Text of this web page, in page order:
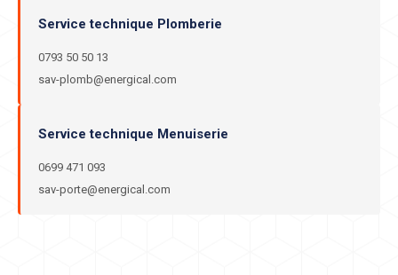
Service technique Plomberie
0793 50 50 13
sav-plomb@energical.com
Service technique Menuiserie
0699 471 093
sav-porte@energical.com